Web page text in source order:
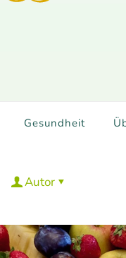
Gesundheit
Autor